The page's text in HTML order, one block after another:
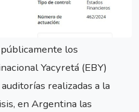
los
Yacyretá (EBY)
realizadas a la
en Argentina las